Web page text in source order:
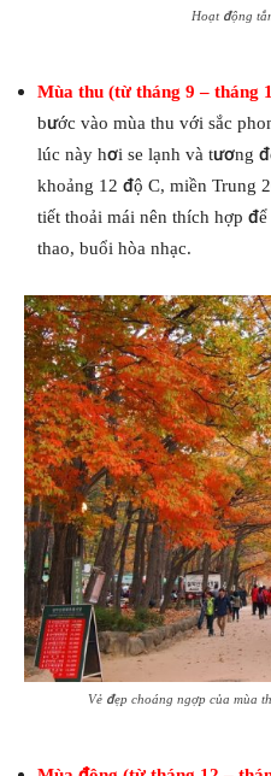
Hoạt động
Mùa thu (từ tháng 9 – tháng
bước vào mùa thu với sắc
lúc này hơi se lạnh và tương
khoảng 12 độ C, miền Trung
tiết thoải mái nên thích hợp
thao, buổi hòa nhạc.
Vẻ đẹp choáng ngợp của mùa